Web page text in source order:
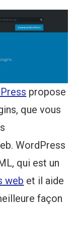
propose
que vous
WordPress
qui est un
web et il aide
façon